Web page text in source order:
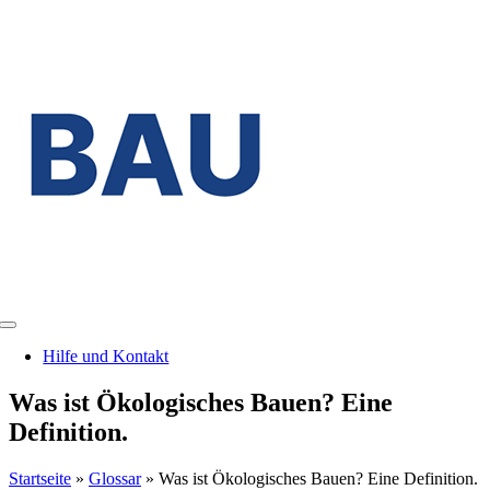
Toggle
NavigationHilfe und Kontakt
Was ist Ökologisches Bauen? Eine
Definition.
Startseite » Glossar» Was ist Ökologisches Bauen? Eine Definition.